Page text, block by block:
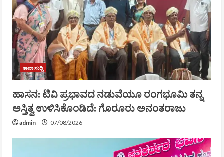
ತಾಜಾ ಸುದ್ದಿ
ಹಾಸನ: ಟಿವಿ ಪ್ರಭಾವದ ನಡುವೆಯೂ ರಂಗಭೂಮಿ ತನ್ನ
ಅಸ್ತಿತ್ವ ಉಳಿಸಿಕೊಂಡಿದೆ: ಗೊರೂರು ಅನಂತರಾಜು
admin 07/08/2026